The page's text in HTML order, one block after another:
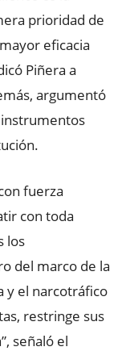
prioridad de
eficacia
Piñera a
argumentó
fuerza
con toda
los
del marco de la
y el narcotráfico
restringe sus
señaló el